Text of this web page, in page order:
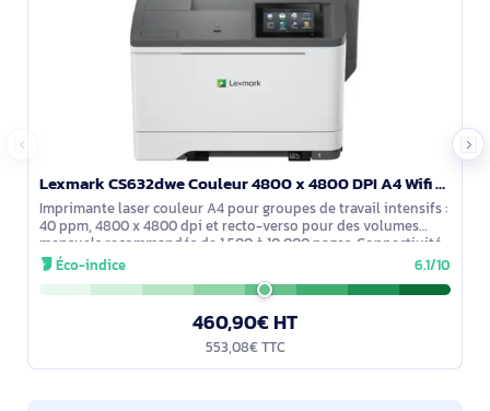
Lexmark CS632dwe Couleur 4800 x 4800 DPI A4 Wifi - 50M0070
Imprimante laser couleur A4 pour groupes de travail intensifs :
40 ppm, 4800 x 4800 dpi et recto-verso pour des volumes
mensuels recommandés de 1 500 à 10 000 pages. Connectivité
Wi‑Fi et Ethernet,
Éco-indice 6.1/10
460,90€ HT
553,08€ TTC